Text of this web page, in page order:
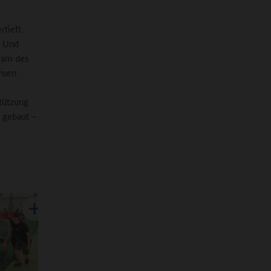
des
–